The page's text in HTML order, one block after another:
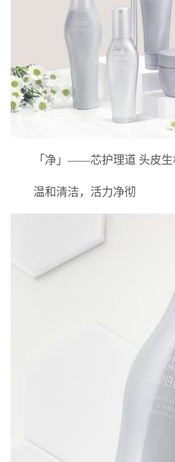
「净」——芯护理道 头皮生
温和清洁，活力净彻